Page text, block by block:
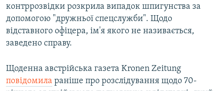
контррозвідки розкрила випадок шпигунства за
допомогою "дружньої спецслужби". Щодо
відставного офіцера, ім'я якого не називається,
заведено справу.
Щоденна австрійська газета Kronen Zeitung
повідомила раніше про розслідування щодо 70-